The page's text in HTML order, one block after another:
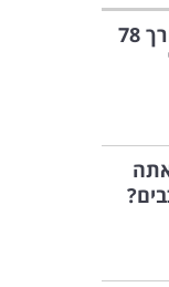
מבחן היסטוריה לאורך 78